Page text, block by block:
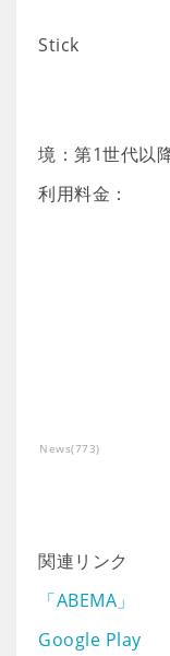
Stick
Apple
境：第1世代以
利用料金
News(773)
関連リンク
「ABEMA」
Google Play